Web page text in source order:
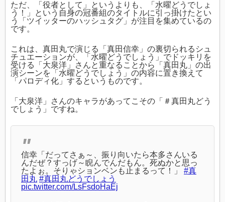
ただ、「役者として」というよりも、「水曜どうでしょ
う！」という自身の冠番組のタイトルに引っ掛けたとい
う「ツイッターのハッシュタグ」が注目を集めているの
です。
これは、真田丸で演じる「真田信幸」の裏切られるシュ
チュエーションが、「水曜どうでしょう」でドッキリを
受ける「大泉洋」さんと重なることから「真田丸」の出
演シーンを「水曜どうでしょう」の内容に置き換えて
「パロディ化」するというものです。
「大泉洋」さんのキャラがあってこその「＃真田丸どう
でしょう」ですね。
信幸「だってさぁ～、振り向いたら本多さんいる
んだぜ？すっげ～睨んでんだもん。死ぬかと思っ
たよぉ。そりゃションベンも止まるって！」 #真
田丸 #真田丸どうでしょう
pic.twitter.com/LsFsdoHaEj